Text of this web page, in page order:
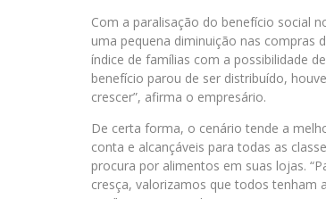
Com a paralisação do benefício social
uma pequena diminuição nas compras
índice de famílias com a possibilidade
benefício parou de ser distribuído,
crescer”, afirma o empresário.
De certa forma, o cenário tende a
conta e alcançáveis para todas as
procura por alimentos em suas lojas.
cresça, valorizamos que todos tenham